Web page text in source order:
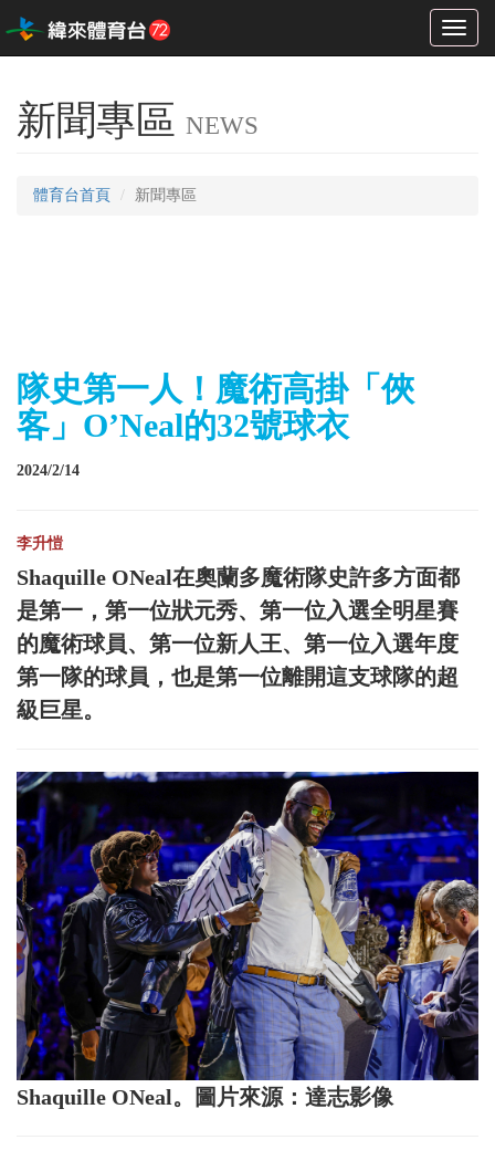
Toggle
新聞專區 NEWS
體育台首頁 新聞專區
隊史第一人！魔術高掛「俠
客」O’Neal的32號球衣
2024/2/14
李升愷
Shaquille ONeal在奧蘭多魔術隊史許多方面都
是第一，第一位狀元秀、第一位入選全明星賽
的魔術球員、第一位新人王、第一位入選年度
第一隊的球員，也是第一位離開這支球隊的超
級巨星。
Shaquille ONeal。圖片來源：達志影像